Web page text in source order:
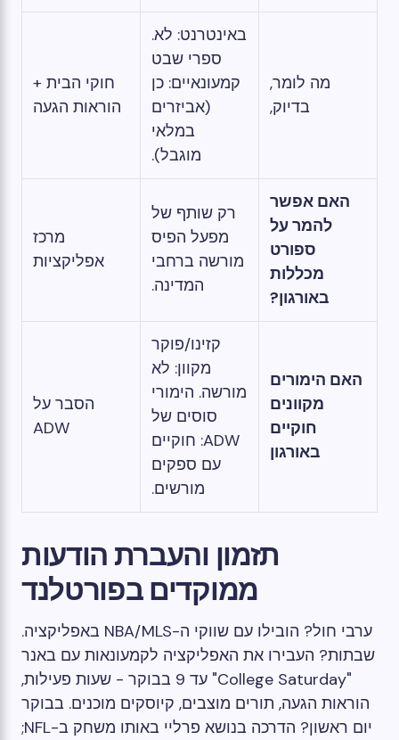
מה לומר,
בדיוק,
באינטרנט: לא.
ספרי שבט
קמעונאיים: כן
(אביזרים
במלאי
מוגבל).
חוקי הבית +
הוראות הגעה
האם אפשר
להמר על
ספורט
מכללות
באורגון?
רק שותף של
מפעל הפיס
מורשה ברחבי
המדינה.
מרכז
אפליקציות
האם הימורים
מקוונים
חוקיים
באורגון
קזינו/פוקר
מקוון: לא
מורשה. הימורי
סוסים של
ADW: חוקיים
עם ספקים
מורשים.
הסבר על
ADW
תזמון והעברת הודעות
ממוקדים בפורטלנד
ערבי חול? הובילו עם שווקי ה-NBA/MLS באפליקציה.
שבתות? העבירו את האפליקציה לקמעונאות עם באנר
"College Saturday" עד 9 בבוקר - שעות פעילות,
הוראות הגעה, תורים מוצבים, קיוסקים מוכנים. בבוקר
יום ראשון? הדרכה בנושא פרליי באותו משחק ב-NFL;